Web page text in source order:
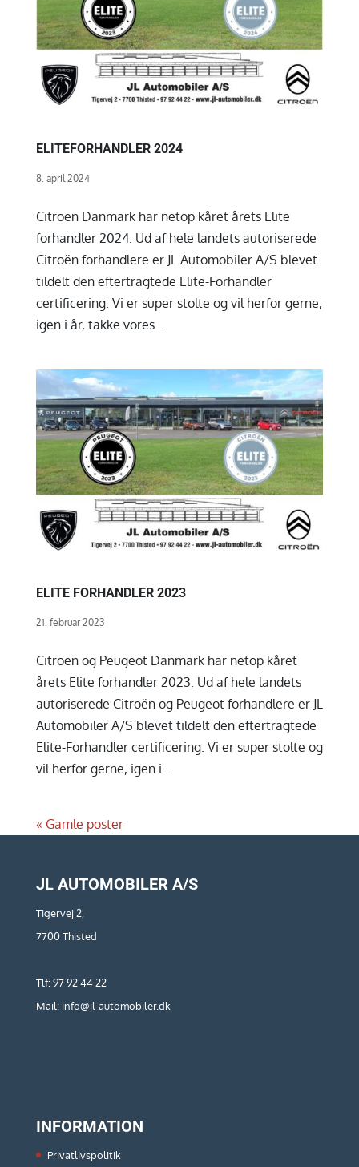
ELITEFORHANDLER 2024
8. april 2024
Citroën Danmark har netop kåret årets Elite
forhandler 2024. Ud af hele landets autoriserede
Citroën forhandlere er JL Automobiler A/S blevet
tildelt den eftertragtede Elite-Forhandler
certificering. Vi er super stolte og vil herfor gerne,
igen i år, takke vores...
ELITE FORHANDLER 2023
21. februar 2023
Citroën og Peugeot Danmark har netop kåret
årets Elite forhandler 2023. Ud af hele landets
autoriserede Citroën og Peugeot forhandlere er JL
Automobiler A/S blevet tildelt den eftertragtede
Elite-Forhandler certificering. Vi er super stolte og
vil herfor gerne, igen i...
« Gamle poster
JL AUTOMOBILER A/S
Tigervej 2,
7700 Thisted
Tlf: 97 92 44 22
Mail: info@jl-automobiler.dk
INFORMATION
Privatlivspolitik